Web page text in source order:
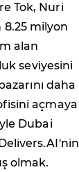
Tok, Nuri
milyon
alan
seviyesini
daha
açmaya
Dubai
olmak.